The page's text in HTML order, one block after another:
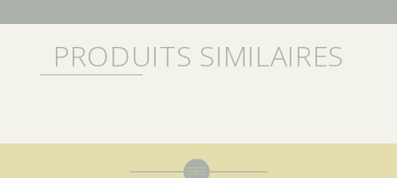
PRODUITS SIMILAIRES